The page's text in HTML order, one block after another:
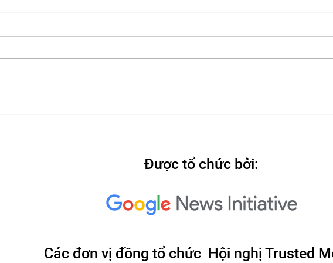
Được tổ chức bởi:
Các đơn vị đồng tổ chức Hội nghị Trusted